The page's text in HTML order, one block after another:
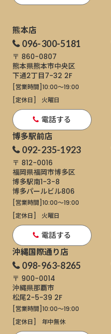
熊本店
096-300-5181
〒 860-0807
熊本県熊本市中央区
下通2丁目7-32 2F
[営業時間]10:00～19:00
[定休日]
火曜日
電話する
博多駅前店
092-235-1923
〒 812-0016
福岡県福岡市博多区
博多駅南1-3-8
博多パールビル806
[営業時間]10:00～19:00
[定休日]
火曜日
電話する
沖縄国際通り店
098-963-8265
〒 900-0014
沖縄県那覇市
松尾2-5-39 2F
[営業時間]10:00～19:00
[定休日]
年中無休